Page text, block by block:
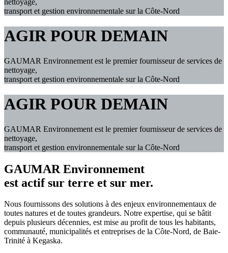
transport et gestion environnementale sur la Côte-Nord
AGIR POUR DEMAIN
GAUMAR Environnement est le premier fournisseur de services de
nettoyage,
transport et gestion environnementale sur la Côte-Nord
AGIR POUR DEMAIN
GAUMAR Environnement est le premier fournisseur de services de
nettoyage,
transport et gestion environnementale sur la Côte-Nord
GAUMAR Environnement
est actif sur terre et sur mer.
Nous fournissons des solutions à des enjeux environnementaux de
toutes natures et de toutes grandeurs. Notre expertise, qui se bâtit
depuis plusieurs décennies, est mise au profit de tous les habitants,
communauté, municipalités et entreprises de la Côte-Nord, de Baie-
Trinité à Kegaska.